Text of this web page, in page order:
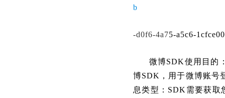
b
-d0f6-4a75-a5c6-
微博SDK使用目的
博SDK，用于微博账号
息类型：SDK需要获